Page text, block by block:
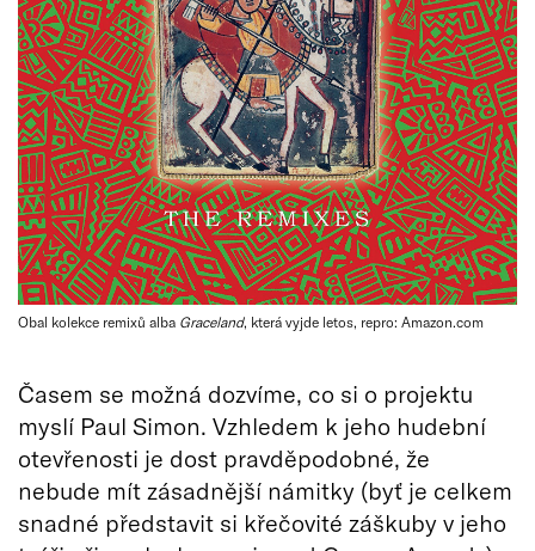
Obal kolekce remixů alba Graceland, která vyjde letos, repro: Amazon.com
Časem se možná dozvíme, co si o projektu
myslí Paul Simon. Vzhledem k jeho hudební
otevřenosti je dost pravděpodobné, že
nebude mít zásadnější námitky (byť je celkem
snadné představit si křečovité záškuby v jeho